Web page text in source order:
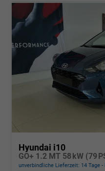
Hyundai i10
unverbindliche Lieferzeit: 14 Tage